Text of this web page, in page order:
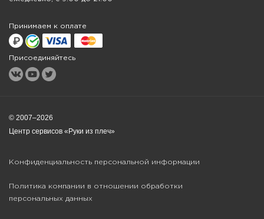
Принимаем к оплате
Присоединяйтесь
© 2007–2026
Центр сервисов «Руки из плеч»
Конфиденциальность персональной информации
Политика компании в отношении обработки
персональных данных